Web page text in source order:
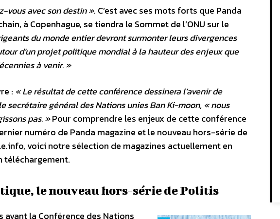
vous avec son destin ». C’est avec ses mots forts que Panda
à Copenhague, se tiendra le Sommet de l’ONU sur le
du monde entier devront surmonter leurs divergences
d’un projet politique mondial à la hauteur des enjeux que
à venir. »
: « Le résultat de cette conférence dessinera l’avenir de
secrétaire général des Nations unies Ban Ki-moon, « nous
pas. »Pour comprendre les enjeux de cette conférence
numéro de Panda magazine et le nouveau hors-série de
voici notre sélection de magazines actuellement en
téléchargement.
le nouveau hors-série de Politis
la Conférence des Nations